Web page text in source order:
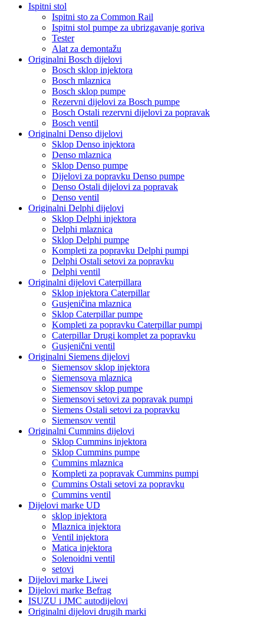
Ispitni stol
Ispitni sto za Common Rail
Ispitni stol pumpe za ubrizgavanje goriva
Tester
Alat za demontažu
Originalni Bosch dijelovi
Bosch sklop injektora
Bosch mlaznica
Bosch sklop pumpe
Rezervni dijelovi za Bosch pumpe
Bosch Ostali rezervni dijelovi za popravak
Bosch ventil
Originalni Denso dijelovi
Sklop Denso injektora
Denso mlaznica
Sklop Denso pumpe
Dijelovi za popravku Denso pumpe
Denso Ostali dijelovi za popravak
Denso ventil
Originalni Delphi dijelovi
Sklop Delphi injektora
Delphi mlaznica
Sklop Delphi pumpe
Kompleti za popravku Delphi pumpi
Delphi Ostali setovi za popravku
Delphi ventil
Originalni dijelovi Caterpillara
Sklop injektora Caterpillar
Gusjeničina mlaznica
Sklop Caterpillar pumpe
Kompleti za popravku Caterpillar pumpi
Caterpillar Drugi komplet za popravku
Gusjenični ventil
Originalni Siemens dijelovi
Siemensov sklop injektora
Siemensova mlaznica
Siemensov sklop pumpe
Siemensovi setovi za popravak pumpi
Siemens Ostali setovi za popravku
Siemensov ventil
Originalni Cummins dijelovi
Sklop Cummins injektora
Sklop Cummins pumpe
Cummins mlaznica
Kompleti za popravak Cummins pumpi
Cummins Ostali setovi za popravku
Cummins ventil
Dijelovi marke UD
sklop injektora
Mlaznica injektora
Ventil injektora
Matica injektora
Solenoidni ventil
setovi
Dijelovi marke Liwei
Dijelovi marke Befrag
ISUZU i JMC autodijelovi
Originalni dijelovi drugih marki